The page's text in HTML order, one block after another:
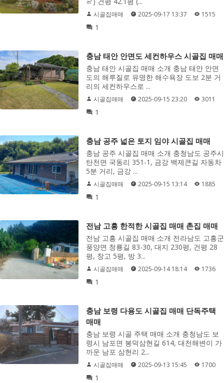
시골집매매 2025-09-17 13:37 1515
1
충남 태안 안면도 세컨하우스 시골집 매매
충남 태안 시골집 매매 소개 충남 태안 안면
도의 해루질로 유명한 해수욕장 도보 2분 거
리의 세컨하우스로 ...
시골집매매 2025-09-15 23:20 3011
1
충남 공주 넓은 토지 임야 시골집 매매
충남 공주 시골집 매매 소개 충청남도 공주시
탄천면 국동리 351-1, 금강 백제큰길 자동차
5분 거리, 금강 ...
시골집매매 2025-09-15 13:14 1885
1
전남 고흥 한적한 시골집 매매 촌집 매매
전남 고흥 시골집 매매 소개 전라남도 고흥군
풍양면 청룡길 83-30, 대지 230평, 건평 28
평, 창고 5평, 방 3...
시골집매매 2025-09-14 18:14 1736
1
충남 보령 다용도 시골집 매매 단독주택
매매
충남 보령 시골 주택 매매 소개 충청남도 보
령시 남포면 봉덕삼현길 614, 대천해변이 가
까운 남포 삼현리 2...
시골집매매 2025-09-13 15:45 1700
1